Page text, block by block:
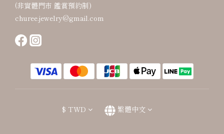
(非實體門市 鑑賞預約制)
churee.jewelry@gmail.com
$ TWD 繁體中文